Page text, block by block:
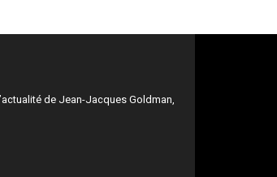
de Jean-Jacques Goldman,